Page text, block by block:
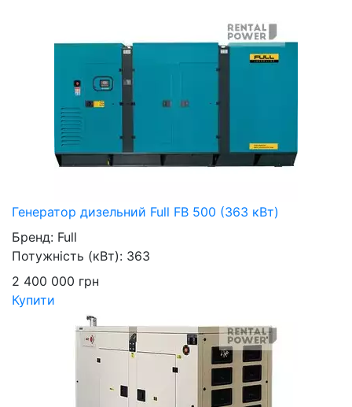
Генератор дизельний Full FB 500 (363 кВт)
Бренд: Full
Потужність (кВт): 363
2 400 000 грн
Купити